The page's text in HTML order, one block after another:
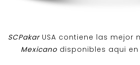
SCPakar USA contiene las mejor
Mexicanodisponibles aqui en